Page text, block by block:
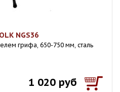
NGS36
грифа, 650-750 мм, сталь
1 020 руб